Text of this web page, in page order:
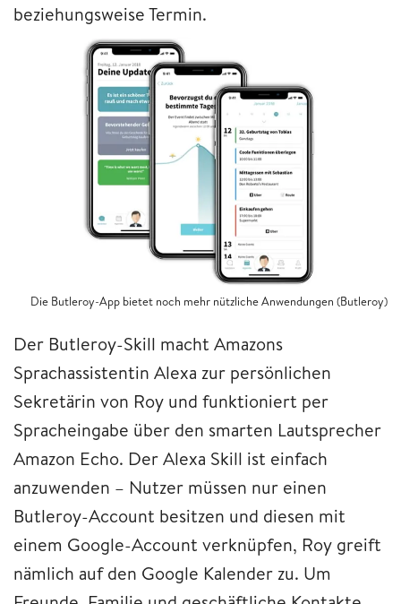
beziehungsweise Termin.
Die Butleroy-App bietet noch mehr nützliche Anwendungen (Butleroy)
Der Butleroy-Skill macht Amazons
Sprachassistentin Alexa zur persönlichen
Sekretärin von Roy und funktioniert per
Spracheingabe über den smarten Lautsprecher
Amazon Echo. Der Alexa Skill ist einfach
anzuwenden – Nutzer müssen nur einen
Butleroy-Account besitzen und diesen mit
einem Google-Account verknüpfen, Roy greift
nämlich auf den Google Kalender zu. Um